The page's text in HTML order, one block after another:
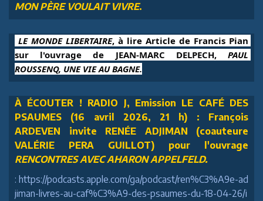
MON PÈRE VOULAIT VIVRE.
LE MONDE LIBERTAIRE, à lire Article de Francis Pian
sur l'ouvrage de JEAN-MARC DELPECH, PAUL
ROUSSENQ, UNE VIE AU BAGNE.
À ÉCOUTER ! RADIO J, Emission LE CAFÉ DES
PSAUMES (16 avril 2026, 21 h) : François
ARDEVEN invite RENÉE ADJIMAN (coauteure
VALÉRIE PERA GUILLOT) pour l'ouvrage
RENCONTRES AVEC AHARON APPELFELD.
: https://podcasts.apple.com/ga/podcast/ren%C3%A9e-ad
jiman-livres-au-caf%C3%A9-des-psaumes-du-18-04-26/i